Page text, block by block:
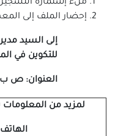
ملء إستمارة
إحضار الملف إلى
إلى السيد
للتكوين في
العنوان: ص ب 262 عين تموشنت
لمزيد من المعلومات
الهاتف: